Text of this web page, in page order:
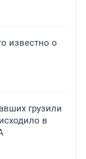
известно о
грузили
в